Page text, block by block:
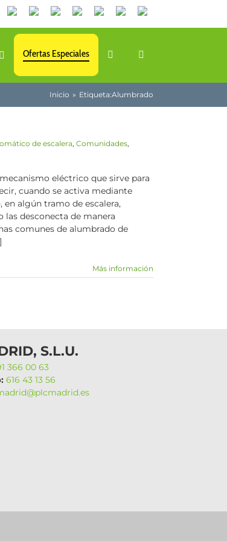
YoutubeTiktokFacebookInstagram
X TwitchContacto
Ofertas Especiales
Inicio Etiqueta:Alumbrado
de escalera, Comunidades,
eléctrico que sirve para
cuando se activa mediante
en algún tramo de escalera,
las desconecta de manera
comunes de alumbrado de
Más información
S.L.U.
366 00 63
616 43 13 56